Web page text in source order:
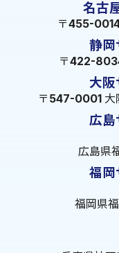
名古
〒455-
静岡
〒422-
大阪
〒547-0001 大
広島
広島県
福岡
福岡県